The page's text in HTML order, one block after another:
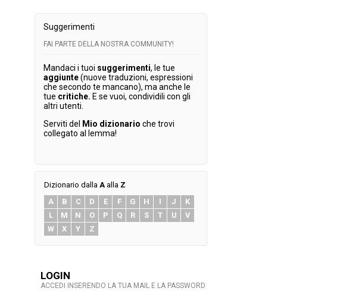
Suggerimenti
FAI PARTE DELLA NOSTRA COMMUNITY!
Mandaci i tuoi suggerimenti, le tue
aggiunte(nuove traduzioni, espressioni
che secondo te mancano), ma anche le
tue critiche. E se vuoi, condividili con gli
altri utenti.
Serviti del
Mio dizionario che trovi
collegato al lemma!
Dizionario dalla A alla Z
A
B C D E F G H I J
K
L
M N O P Q R S T U
V
W
X Y Z
LOGIN
ACCEDI INSERENDO LA TUA MAIL E LA PASSWORD